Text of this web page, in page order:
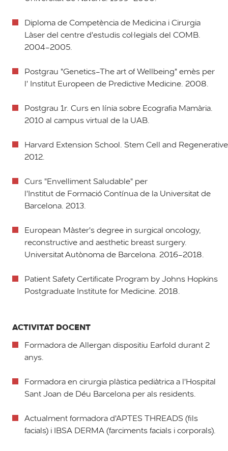
Diploma de Competència de Medicina i Cirurgia
Làser del centre d'estudis col·legials del COMB.
2004-2005.
Postgrau "Genetics-The art of Wellbeing" emès per
l' Institut Europeen de Predictive Medicine. 2008.
Postgrau 1r. Curs en línia sobre Ecografia Mamària.
2010 al campus virtual de la UAB.
Harvard Extension School. Stem Cell and
2012.
Curs "Envelliment Saludable" per
l'Institut de Formació Contínua de la Universitat de
Barcelona. 2013.
European Màster's degree in surgical oncology,
reconstructive and aesthetic breast surgery.
Universitat Autònoma de Barcelona. 2016-2018.
Patient Safety Certificate Program by Johns Hopkins
Postgraduate Institute for Medicine. 2018.
ACTIVITAT DOCENT
Formadora de Allergan dispositiu Earfold durant 2
anys.
Formadora en cirurgia plàstica pediàtrica a l'Hospital
Sant Joan de Déu Barcelona per als residents.
Actualment formadora d'APTES THREADS (fils
facials) i IBSA DERMA (farciments facials i corporals).